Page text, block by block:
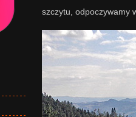
szczytu, odpoczywamy